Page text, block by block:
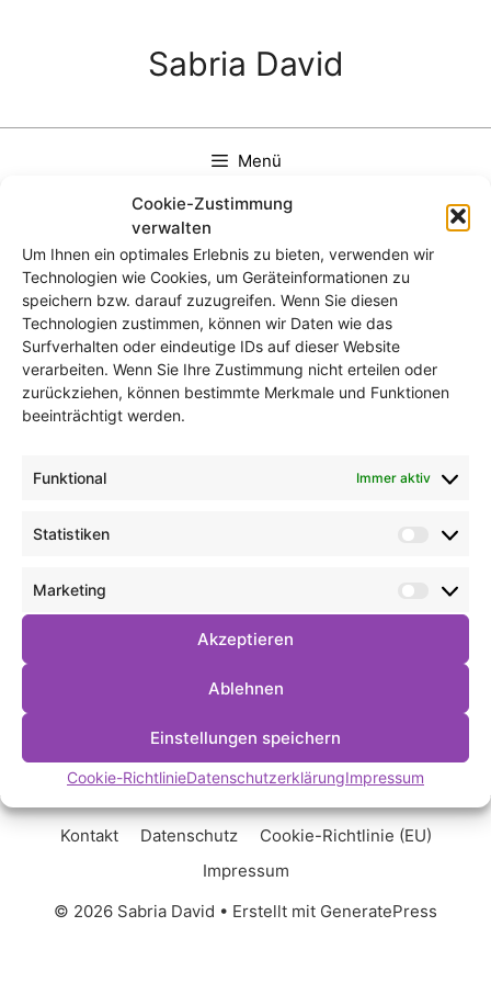
Cookie-Zustimmung
verwalten
Um Ihnen ein optimales Erlebnis zu bieten, verwenden wir
Technologien wie Cookies, um Geräteinformationen zu
speichern bzw. darauf zuzugreifen. Wenn Sie diesen
Technologien zustimmen, können wir Daten wie das
Surfverhalten oder eindeutige IDs auf dieser Website
verarbeiten. Wenn Sie Ihre Zustimmung nicht erteilen oder
zurückziehen, können bestimmte Merkmale und Funktionen
beeinträchtigt werden.
Funktional Immer aktiv
Statistiken
Marketing
Akzeptieren
Ablehnen
Einstellungen speichern
Cookie-RichtlinieDatenschutzerklärungImpressum
Sabria David
Menü
SAM_9708
Kontakt Datenschutz
Cookie-Richtlinie (EU)
Impressum
© 2026 Sabria David • Erstellt mit GeneratePress